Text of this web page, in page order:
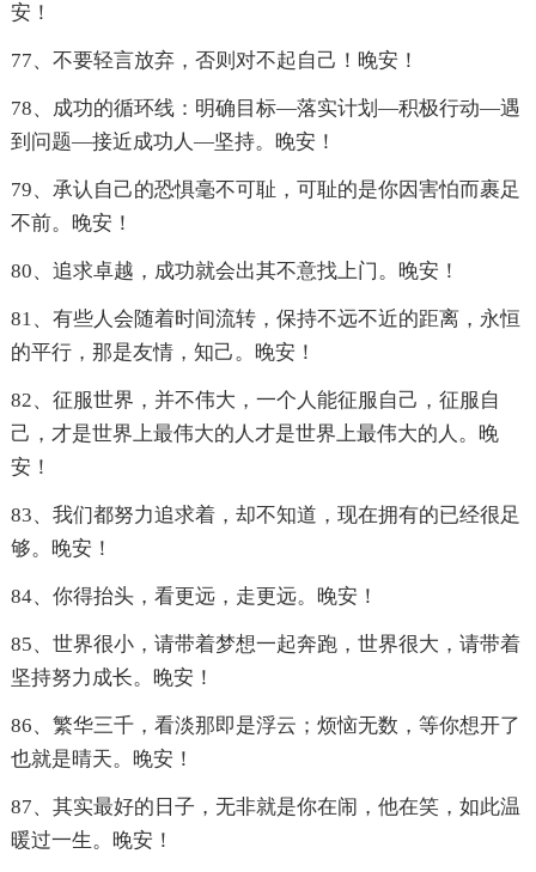
安！
77、不要轻言放弃，否则对不起自己！晚安！
78、成功的循环线：明确目标—落实计划—积极行动—遇
到问题—接近成功人—坚持。晚安！
79、承认自己的恐惧毫不可耻，可耻的是你因害怕而裹足
不前。晚安！
80、追求卓越，成功就会出其不意找上门。晚安！
81、有些人会随着时间流转，保持不远不近的距离，永恒
的平行，那是友情，知己。晚安！
82、征服世界，并不伟大，一个人能征服自己，征服自
己，才是世界上最伟大的人才是世界上最伟大的人。晚
安！
83、我们都努力追求着，却不知道，现在拥有的已经很足
够。晚安！
84、你得抬头，看更远，走更远。晚安！
85、世界很小，请带着梦想一起奔跑，世界很大，请带着
坚持努力成长。晚安！
86、繁华三千，看淡那即是浮云；烦恼无数，等你想开了
也就是晴天。晚安！
87、其实最好的日子，无非就是你在闹，他在笑，如此温
暖过一生。晚安！